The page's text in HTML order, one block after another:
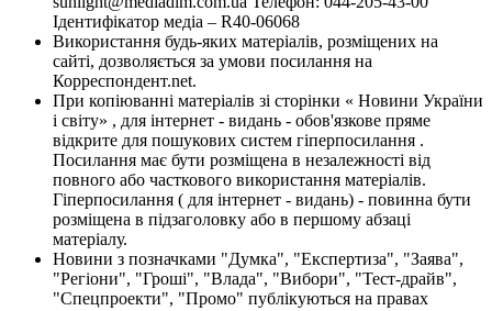
Ідентифікатор медіа – R40-06068
Використання будь-яких матеріалів, розміщених на
сайті, дозволяється за умови посилання на
Корреспондент.net.
При копіюванні матеріалів зі сторінки « Новини України
і світу» , для інтернет - видань - обов'язкове пряме
відкрите для пошукових систем гіперпосилання .
Посилання має бути розміщена в незалежності від
повного або часткового використання матеріалів.
Гіперпосилання ( для інтернет - видань) - повинна бути
розміщена в підзаголовку або в першому абзаці
матеріалу.
Новини з позначками "Думка", "Експертиза", "Заява",
"Регіони", "Гроші", "Влада", "Вибори", "Тест-драйв",
"Спецпроекти", "Промо" публікуються на правах